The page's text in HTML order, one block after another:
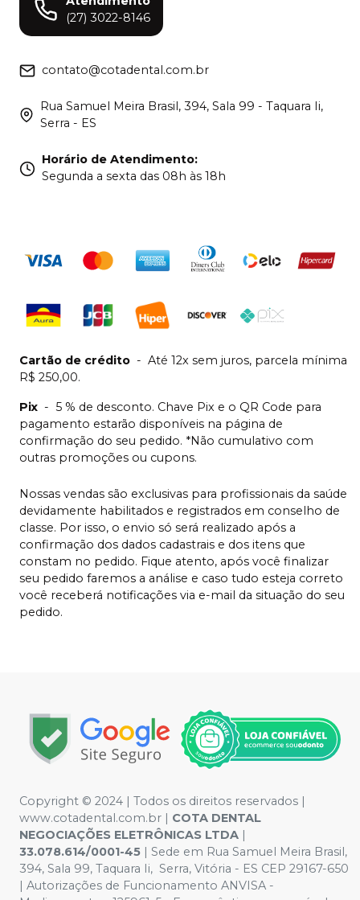
(27) 3022-8146
contato@cotadental.com.br
Rua Samuel Meira Brasil, 394, Sala 99 - Taquara Ii,
Serra - ES
Horário de Atendimento:
Segunda a sexta das 08h às 18h
Cartão de crédito - Até 12x sem juros, parcela mínima
R$ 250,00.
Pix - 5 % de desconto. Chave Pix e o QR Code para
pagamento estarão disponíveis na página de
confirmação do seu pedido. *Não cumulativo com
outras promoções ou cupons.
Nossas vendas são exclusivas para profissionais da saúde
devidamente habilitados e registrados em conselho de
classe. Por isso, o envio só será realizado após a
confirmação dos dados cadastrais e dos itens que
constam no pedido. Fique atento, após você finalizar
seu pedido faremos a análise e caso tudo esteja correto
você receberá notificações via e-mail da situação do seu
pedido.
Copyright © 2024 | Todos os direitos reservados |
www.cotadental.com.br | COTA DENTAL
NEGOCIAÇÕES ELETRÔNICAS LTDA |
33.078.614/0001-45 | Sede em Rua Samuel Meira Brasil,
394, Sala 99, Taquara Ii, Serra, Vitória - ES CEP 29167-650
| Autorizações de Funcionamento ANVISA -